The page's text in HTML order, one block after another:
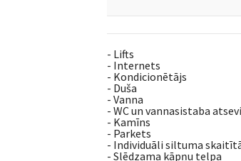
- Lifts
- Internets
- Kondicionētājs
- Duša
- Vanna
- WC un vannasistaba
- Kamīns
- Parkets
- Individuāli siltuma
- Slēdzama kāpņu telpa